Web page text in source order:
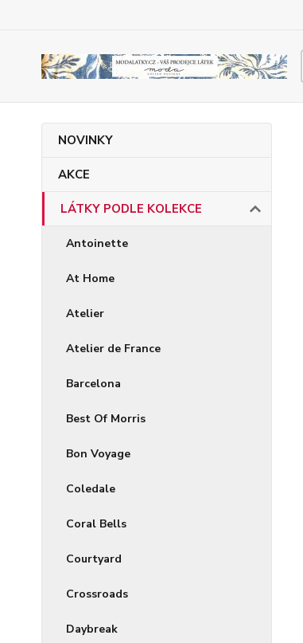
NOVINKY
AKCE
LÁTKY PODLE KOLEKCE
Antoinette
At Home
Atelier
Atelier de France
Barcelona
Best Of Morris
Bon Voyage
Coledale
Coral Bells
Courtyard
Crossroads
Daybreak